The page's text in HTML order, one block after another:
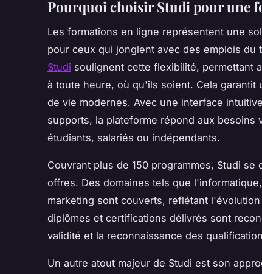
Pourquoi choisir Studi pour une
Les formations en ligne représentent une
pour ceux qui jonglent avec des emplois du
Studi soulignent cette flexibilité, permettant
à toute heure, où qu'ils soient. Cela garantit
de vie modernes. Avec une interface
supports, la plateforme répond aux
étudiants, salariés ou indépendants.
Couvrant plus de 150 programmes, Studi
offres. Des domaines tels que
marketing sont couverts, reflétant
diplômes et certifications délivrés sont
validité et la reconnaissance des
Un autre atout majeur de Studi est son